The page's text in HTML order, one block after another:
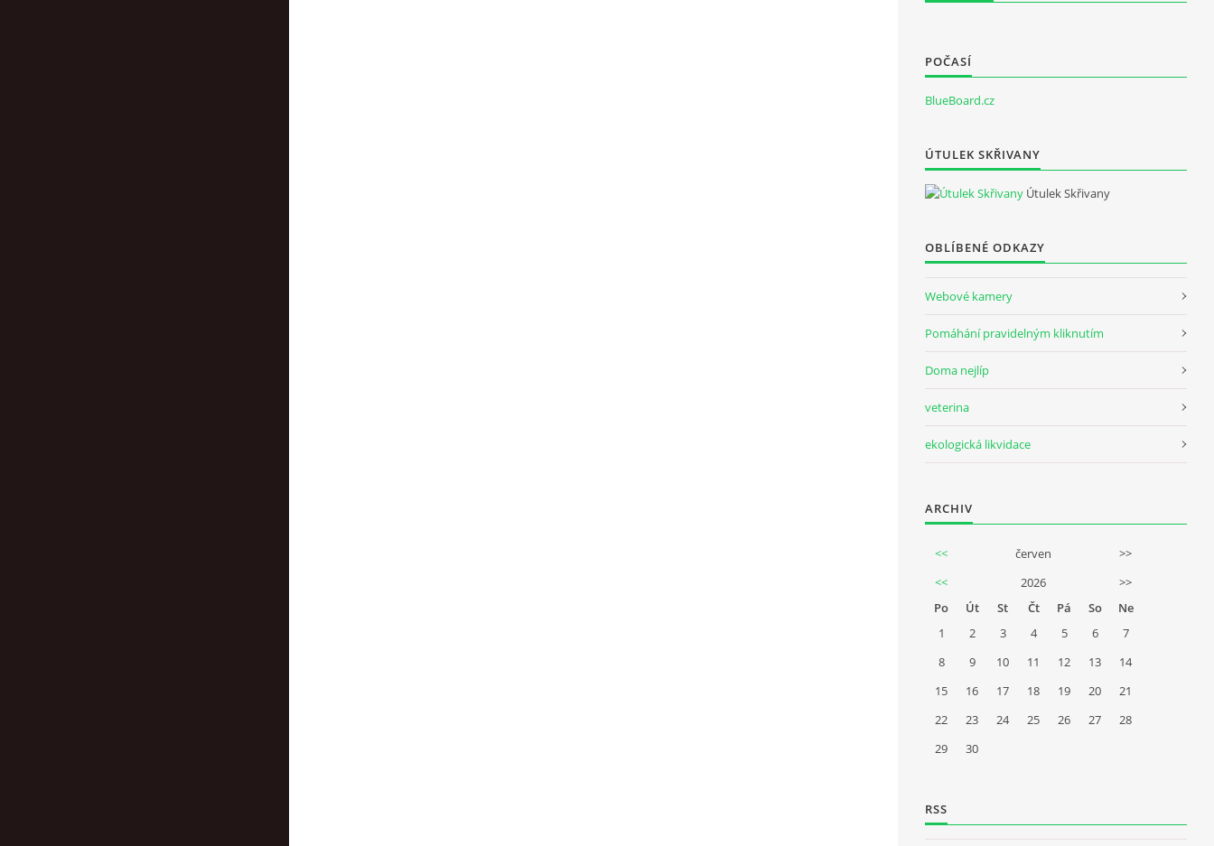
POČASÍ
BlueBoard.cz
ÚTULEK SKŘIVANY
Útulek Skřivany
OBLÍBENÉ ODKAZY
Webové kamery
Pomáhání pravidelným kliknutím
Doma nejlíp
veterina
ekologická likvidace
ARCHIV
<< červen
>>
<<
2026
>>
Po
Út St Čt Pá So
Ne
1
2 3 4 5 6
7
8
9 10 11 12 13
14
15
16 17 18 19 20
21
22
23 24 25 26 27
28
29
30
RSS